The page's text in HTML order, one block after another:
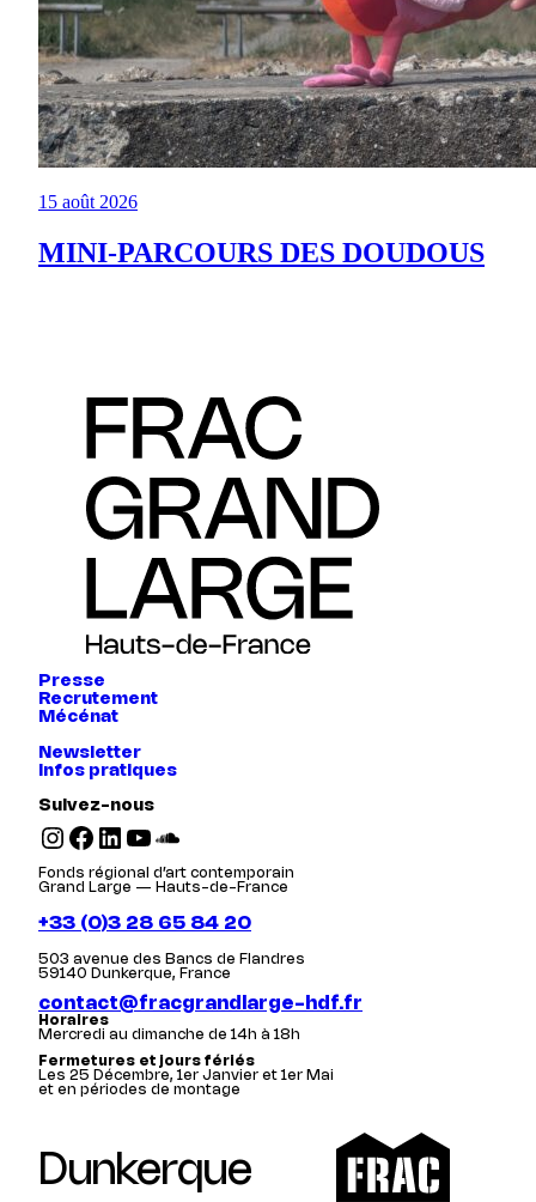
15 août 2026
MINI-PARCOURS DES DOUDOUS
Presse
Recrutement
Mécénat
Newsletter
Infos pratiques
Suivez-nous
Instagram Facebook LinkedIn YouTube SoundCloud
Fonds régional d’art contemporain
Grand Large — Hauts-de-France
+33 (0)3 28 65 84 20
503 avenue des Bancs de Flandres
59140 Dunkerque, France
contact@fracgrandlarge-hdf.fr
Horaires
Mercredi au dimanche de 14h à 18h
Fermetures et jours fériés
Les 25 Décembre, 1er Janvier et 1er Mai
et en périodes de montage
Dunkerque